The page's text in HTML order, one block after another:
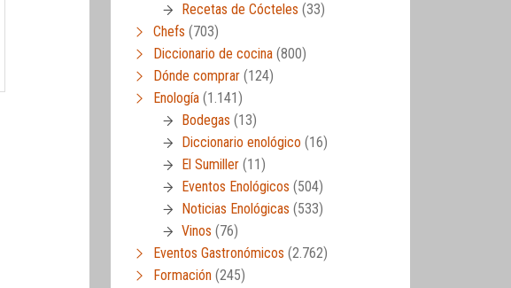
Recetas de Cócteles (33)
Chefs (703)
Diccionario de cocina (800)
Dónde comprar (124)
Enología (1.141)
Bodegas (13)
Diccionario enológico (16)
El Sumiller (11)
Eventos Enológicos (504)
Noticias Enológicas (533)
Vinos (76)
Eventos Gastronómicos (2.762)
Formación (245)